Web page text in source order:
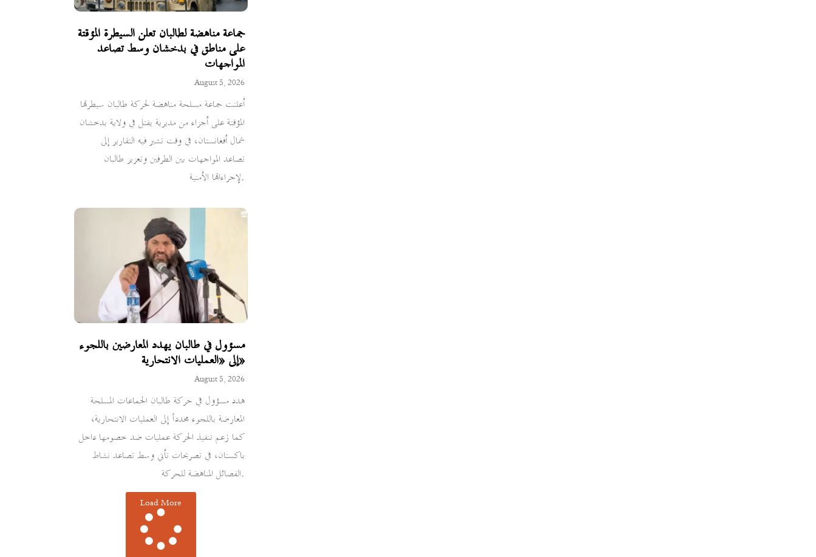
جماعة مناهضة لطالبان تعلن السيطرة المؤقتة
على مناطق في بدخشان وسط تصاعد
المواجهات
August 5, 2026
أعلنت جماعة مسلحة مناهضة لحركة طالبان سيطرتها
المؤقتة على أجزاء من مديرية يفتل في ولاية بدخشان
شمال أفغانستان، في وقت تشير فيه التقارير إلى
تصاعد المواجهات بين الطرفين وتعزيز طالبان
لإجراءاتها الأمنية.
مسؤول في طالبان يهدد المعارضين باللجوء
إلى «العمليات الانتحارية»
August 5, 2026
هدد مسؤول في حركة طالبان الجماعات المسلحة
المعارضة باللجوء مجدداً إلى العمليات الانتحارية،
كما زعم تنفيذ الحركة عمليات ضد خصومها داخل
باكستان، في تصريحات تأتي وسط تصاعد نشاط
الفصائل المناهضة للحركة.
Load More